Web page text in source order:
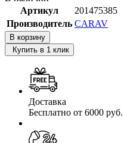
Артикул
201475385
Производитель CARAV
В корзину
Купить в 1 клик
Доставка
Бесплатно от 6000 руб.